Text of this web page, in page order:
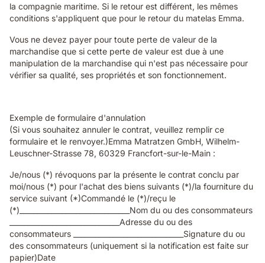
la compagnie maritime. Si le retour est différent, les mêmes
conditions s'appliquent que pour le retour du matelas Emma.
Vous ne devez payer pour toute perte de valeur de la
marchandise que si cette perte de valeur est due à une
manipulation de la marchandise qui n'est pas nécessaire pour
vérifier sa qualité, ses propriétés et son fonctionnement.
Exemple de formulaire d'annulation
(Si vous souhaitez annuler le contrat, veuillez remplir ce
formulaire et le renvoyer.)Emma Matratzen GmbH, Wilhelm-
Leuschner-Strasse 78, 60329 Francfort-sur-le-Main :
Je/nous (*) révoquons par la présente le contrat conclu par
moi/nous (*) pour l'achat des biens suivants (*)/la fourniture du
service suivant (*)Commandé le (*)/reçu le
(*)_______________________________Nom du ou des consommateurs
_______________________________Adresse du ou des
consommateurs _______________________________Signature du ou
des consommateurs (uniquement si la notification est faite sur
papier)Date